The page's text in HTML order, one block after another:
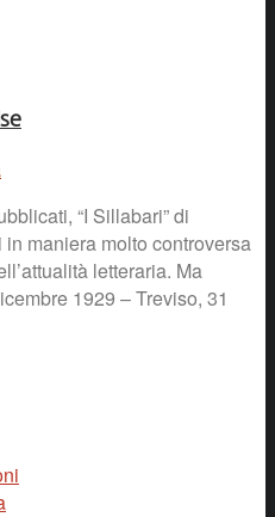
“I Sillabari” di
maniera molto controversa
letteraria. Ma
1929 – Treviso, 31